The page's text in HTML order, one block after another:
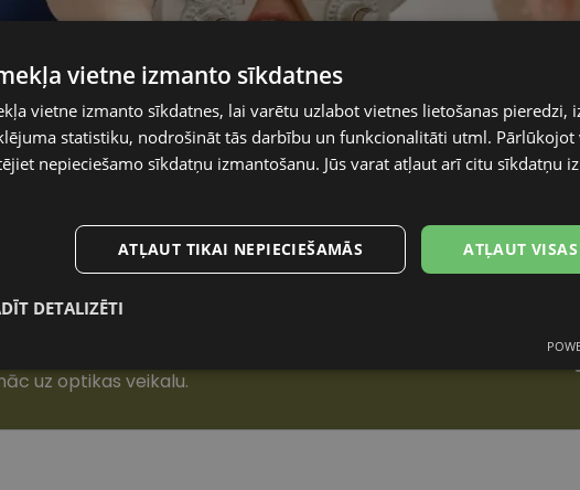
ātri un profesionāli
uz optikas veikalu.
vietne izmanto sīkdatnes
vietne izmanto sīkdatnes, lai varētu uzlabot vietnes lietošanas pieredzi,
statistiku, nodrošināt tās darbību un funkcionalitāti utml. Pārlūkojot
nepieciešamo sīkdatņu izmantošanu. Jūs varat atļaut arī citu sīkdatņu
ATĻAUT
ATĻAUT TIKAI NEPIECIEŠAMĀS
DETALIZĒTI
sīkdatnes
sīkdatnes